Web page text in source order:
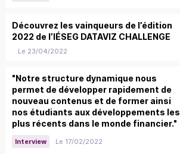
Découvrez les vainqueurs de l’édition
2022 de l’IÉSEG DATAVIZ CHALLENGE
Le 23/04/2022
"Notre structure dynamique nous
permet de développer rapidement de
nouveau contenus et de former ainsi
nos étudiants aux développements les
plus récents dans le monde financier."
Interview Le 17/02/2022